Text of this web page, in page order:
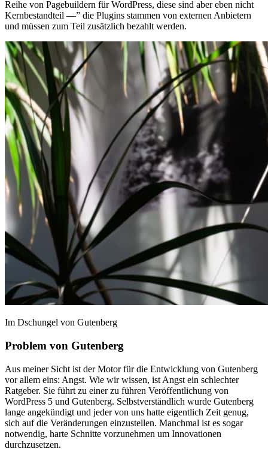
Reihe von Pagebuildern für WordPress, diese sind aber eben nicht
Kernbestandteil —” die Plugins stammen von externen Anbietern
und müssen zum Teil zusätzlich bezahlt werden.
Im Dschungel von Gutenberg
Problem von Gutenberg
Aus meiner Sicht ist der Motor für die Entwicklung von Gutenberg
vor allem eins: Angst. Wie wir wissen, ist Angst ein schlechter
Ratgeber. Sie führt zu einer zu führen Veröffentlichung von
WordPress 5 und Gutenberg. Selbstverständlich wurde Gutenberg
lange angekündigt und jeder von uns hatte eigentlich Zeit genug,
sich auf die Veränderungen einzustellen. Manchmal ist es sogar
notwendig, harte Schnitte vorzunehmen um Innovationen
durchzusetzen.